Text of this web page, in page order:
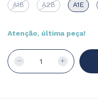
A1B A2B A1E
Atenção, última peça!